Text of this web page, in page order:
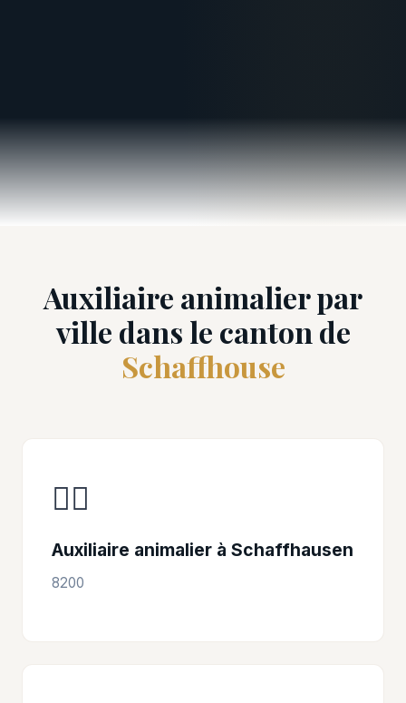
Auxiliaire animalier par
ville dans le canton de
Schaffhouse
👩‍⚕️
Auxiliaire animalier à Schaffhausen
8200